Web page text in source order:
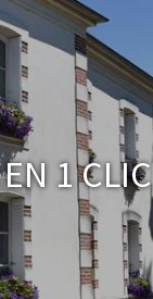
En 1 clic